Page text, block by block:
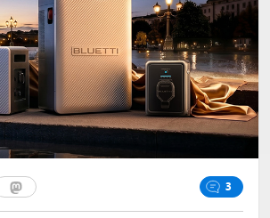
3